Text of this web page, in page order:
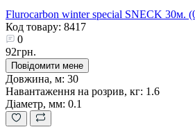
Flurocarbon winter special SNECK 30м.
Код товару: 8417
0
92грн.
Повідомити мене
Довжина, м: 30
Навантаження на розрив, кг: 1.6
Діаметр, мм: 0.1